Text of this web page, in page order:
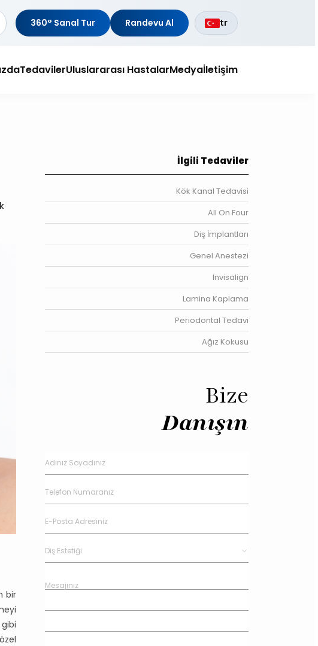
360° Sanal Tur Randevu Al tr
TedavilerUluslararası HastalarMedyaİletişim
bir
İlgili Tedaviler
Kök Kanal Tedavisi
All On Four
Diş İmplantları
Genel Anestezi
Invisalign
Lamina Kaplama
Periodontal Tedavi
Ağız Kokusu
Bize
Danışın